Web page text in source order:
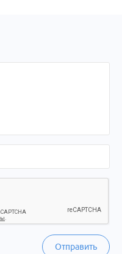
Отправить